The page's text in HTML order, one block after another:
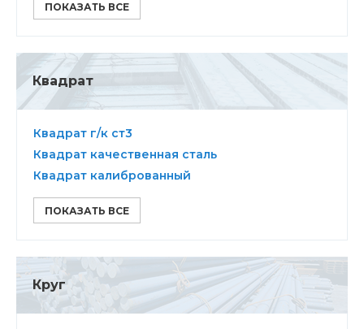
ПОКАЗАТЬ ВСЕ
Квадрат
Квадрат г/к ст3
Квадрат качественная сталь
Квадрат калиброванный
ПОКАЗАТЬ ВСЕ
Круг